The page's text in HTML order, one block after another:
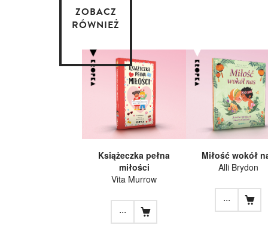
ZOBACZ
RÓWNIEŻ
Książeczka pełna
miłości
Vita Murrow
...
Miłość wokół
Alli Brydon
...